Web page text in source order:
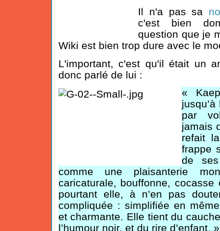
Il n'a pas sa
c'est bien
question que je
Wiki est bien trop dure avec le
L'important, c'est qu'il était un
donc parlé de lui :
«
jusqu’à
par
jamais
refait
frappe
de
comme une plaisanterie
caricaturale, bouffonne, cocasse
pourtant elle, à n’en pas
compliquée : simplifiée en
et charmante. Elle tient du
l’humour noir, et du rire d’enfant. »